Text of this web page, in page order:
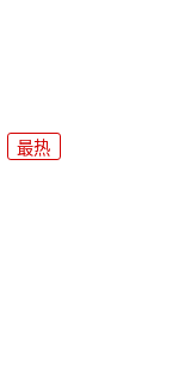
最热